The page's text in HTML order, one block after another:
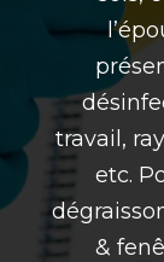
travail,
etc.
&